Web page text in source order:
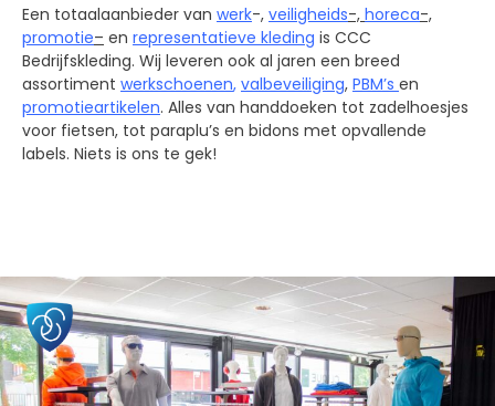
Een totaalaanbieder van werk-, veiligheids-, horeca-,
promotie– en representatieve kleding is CCC
Bedrijfskleding. Wij leveren ook al jaren een breed
assortiment werkschoenen, valbeveiliging, PBM’s en
promotieartikelen. Alles van handdoeken tot zadelhoesjes
voor fietsen, tot paraplu’s en bidons met opvallende
labels. Niets is ons te gek!